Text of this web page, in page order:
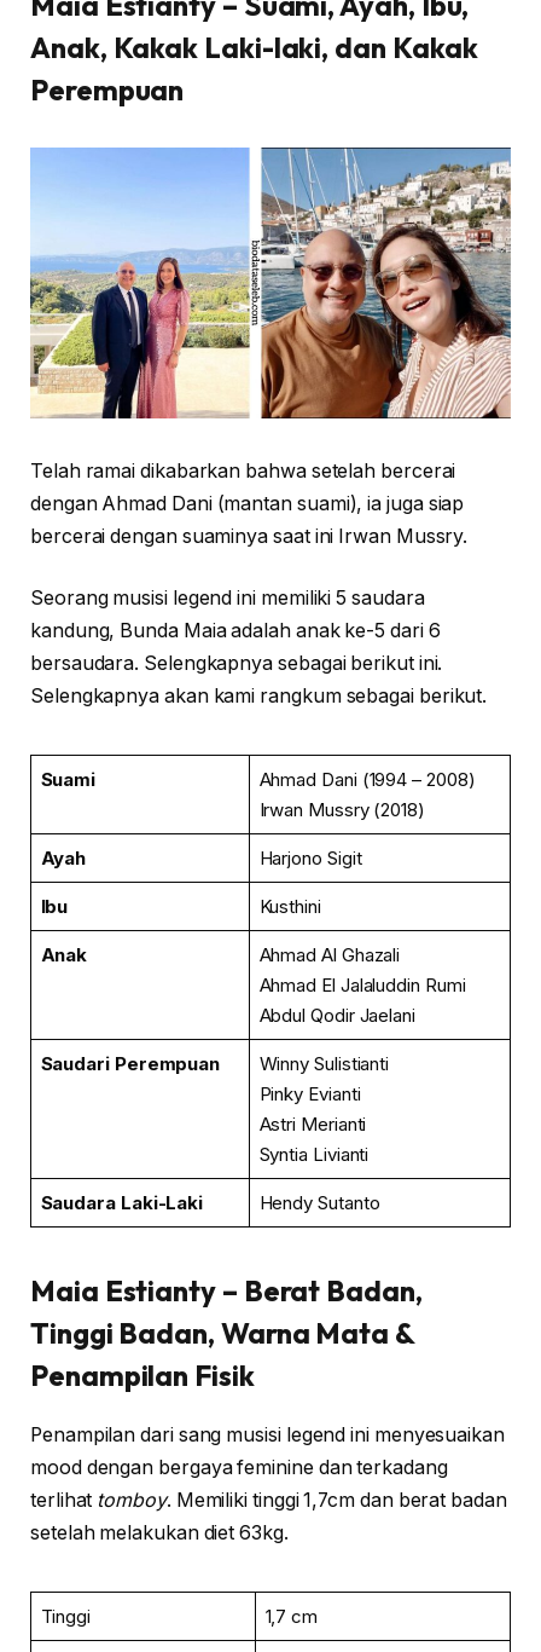
Anak, Kakak Laki-laki, dan Kakak
Perempuan
Telah ramai dikabarkan bahwa setelah bercerai
dengan Ahmad Dani (mantan suami), ia juga siap
bercerai dengan suaminya saat ini Irwan Mussry.
Seorang musisi legend ini memiliki 5 saudara
kandung, Bunda Maia adalah anak ke-5 dari 6
bersaudara. Selengkapnya sebagai berikut ini.
Selengkapnya akan kami rangkum sebagai berikut.
Suami
Ahmad Dani (1994 – 2008)
Irwan Mussry (2018)
Ayah Harjono Sigit
Ibu Kusthini
Anak
Ahmad Al Ghazali
Ahmad El Jalaluddin Rumi
Abdul Qodir Jaelani
Saudari Perempuan
Winny Sulistianti
Pinky Evianti
Astri Merianti
Syntia Livianti
Saudara Laki-Laki Hendy Sutanto
Maia Estianty– Berat Badan,
Tinggi Badan, Warna Mata &
Penampilan Fisik
Penampilan dari sang musisi legend ini menyesuaikan
mood dengan bergaya feminine dan terkadang
terlihat tomboy. Memiliki tinggi 1,7cm dan berat badan
setelah melakukan diet 63kg.
Tinggi 1,7 cm